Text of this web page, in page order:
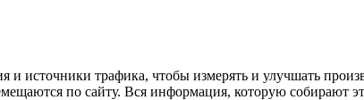
источники трафика, чтобы измерять и улучшать
по сайту. Вся информация, которую собирают